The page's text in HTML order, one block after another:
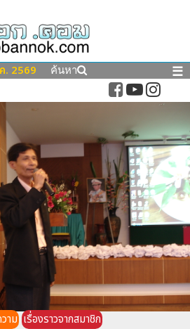
. 2569 ค้นหา ☰
าม เรื่องราวจากสมาชิก